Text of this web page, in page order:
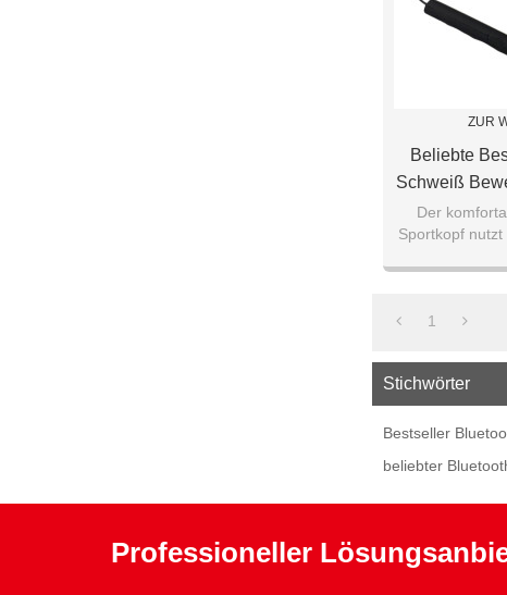
ZUR
Beliebte
Schweiß
Der
Sportkopf
1
Stichwörter
Bestseller
beliebter
Professioneller